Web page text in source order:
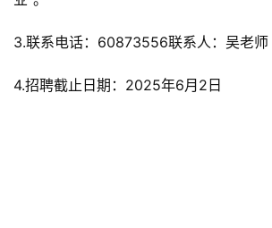
3.联系电话：60873556联系人：吴老师
4.招聘截止日期：2025年6月2日